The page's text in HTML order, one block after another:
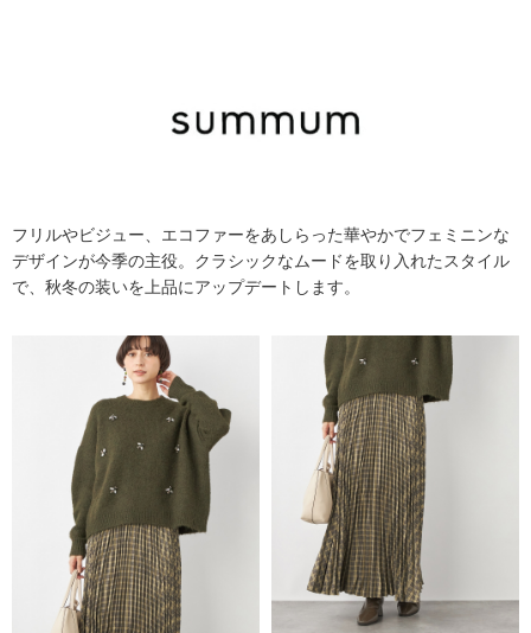
フリルやビジュー、エコファーをあしらった華やかでフェミニンな
デザインが今季の主役。クラシックなムードを取り入れたスタイル
で、秋冬の装いを上品にアップデートします。